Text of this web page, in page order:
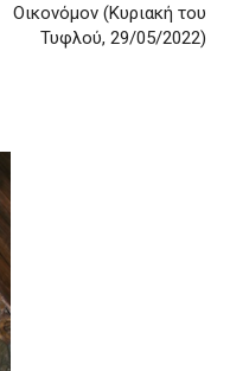
Οικονόμον (Κυριακή του
Τυφλού, 29/05/2022)